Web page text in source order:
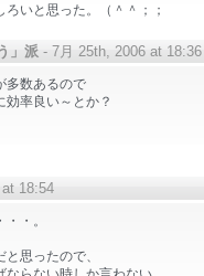
いと思った。（＾＾；；
」派 - 7月 25th, 2006 at 18:36
多数あるので
効率良い～とか？
18:54
・。
と思ったので、